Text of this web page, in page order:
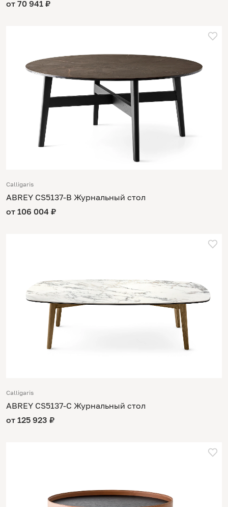
от 70 941 ₽
Calligaris
ABREY CS5137-B Журнальный стол
от 106 004 ₽
Calligaris
ABREY CS5137-C Журнальный стол
от 125 923 ₽